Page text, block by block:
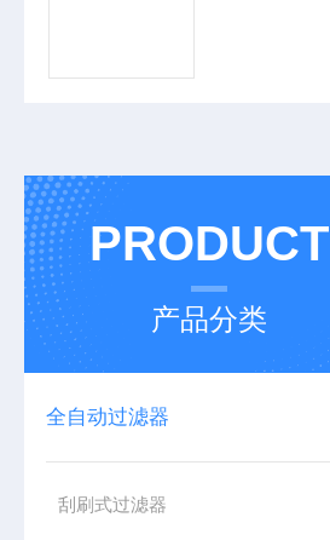
PRODUCT
产品分类
全自动过滤器
刮刷式过滤器